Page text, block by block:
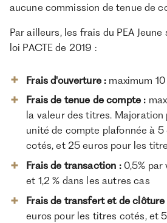
aucune commission de tenue de
Par ailleurs, les frais du PEA Jeune
loi PACTE de 2019 :
Frais d'ouverture : maximum
Frais de tenue de compte :
la valeur des titres.
unité de compte plafonnée à
cotés, et 25 euros pour les
Frais de transaction :0,5% par
et 1,2 % dans les autres cas
Frais de transfert et de clôture
euros pour les titres cotés, et